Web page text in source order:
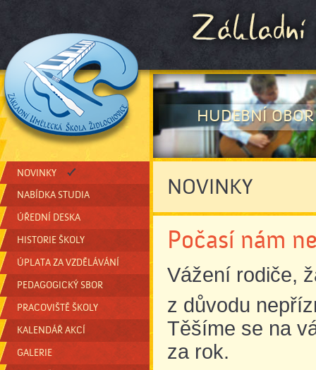
HUDEBNÍ OBOR
NOVINKY
NABÍDKA STUDIA
ÚŘEDNÍ DESKA
HISTORIE ŠKOLY
ÚPLATA ZA VZDĚLÁVÁNÍ
PEDAGOGICKÝ SBOR
PRACOVIŠTĚ ŠKOLY
KALENDÁŘ AKCÍ
GALERIE
NOVINKY
Počasí nám
Vážení rodiče,
z důvodu
Těšíme se na
za rok.